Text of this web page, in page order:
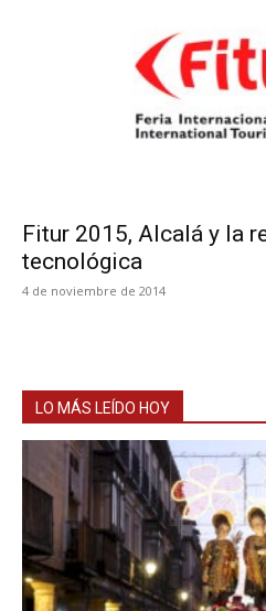
Fitur 2015, Alcalá y la
tecnológica
4 de noviembre de 2014
LO MÁS LEÍDO HOY